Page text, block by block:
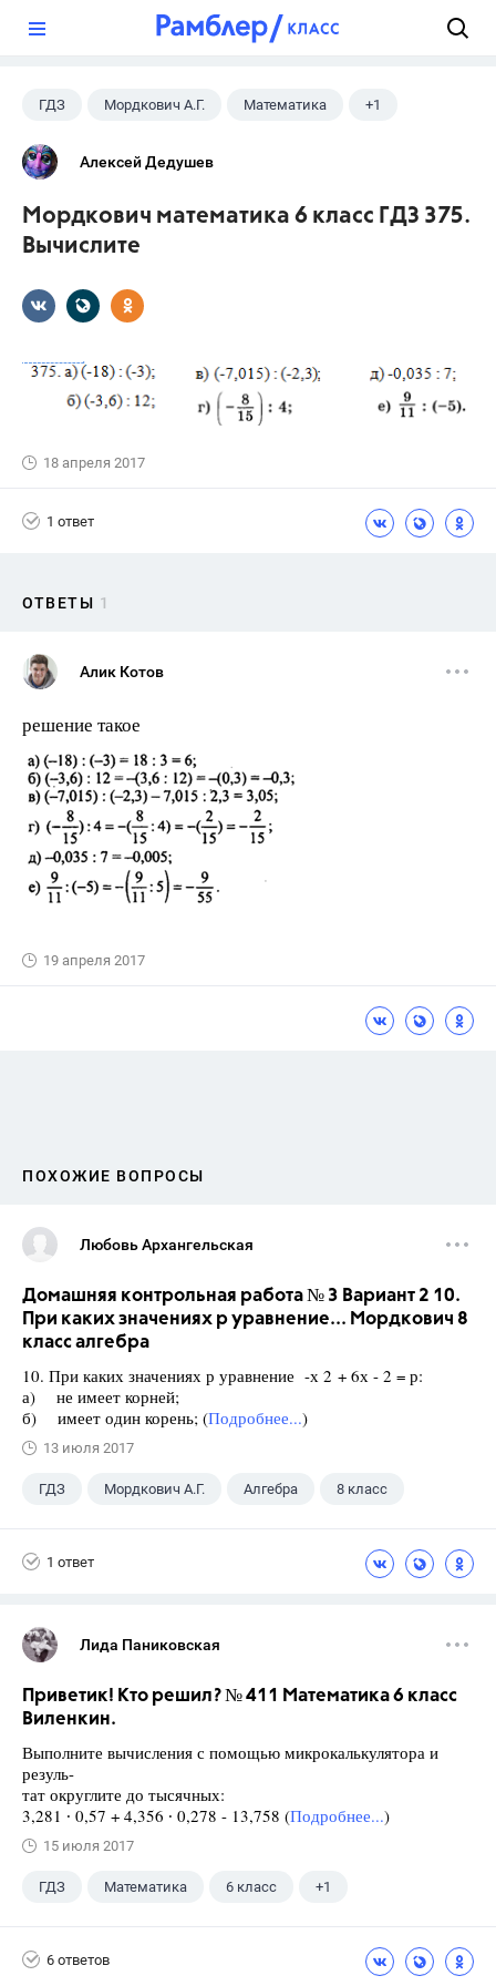
ГДЗ Мордкович А.Г. Математика +1
6 класс
Алексей Дедушев
Мордкович математика 6 класс ГДЗ 375.
Вычислите
18 апреля 2017
1 ответ
ОТВЕТЫ 1
Алик Котов
решение такое
19 апреля 2017
ПОХОЖИЕ ВОПРОСЫ
Любовь Архангельская
Домашняя контрольная работа № 3 Вариант 2 10.
При каких значениях р уравнение... Мордкович 8
класс алгебра
10. При каких значениях р уравнение -х 2 + 6х - 2 = р:
а) не имеет корней;
б) имеет один корень; (Подробнее...)
13 июля 2017
ГДЗ Мордкович А.Г. Алгебра 8 класс
1 ответ
Лида Паниковская
Приветик! Кто решил? № 411 Математика 6 класс
Виленкин.
Выполните вычисления с помощью микрокалькулятора и
резуль-
тат округлите до тысячных:
3,281 ∙ 0,57 + 4,356 ∙ 0,278 - 13,758 (Подробнее...)
15 июля 2017
ГДЗ Математика 6 класс +1
6 ответов